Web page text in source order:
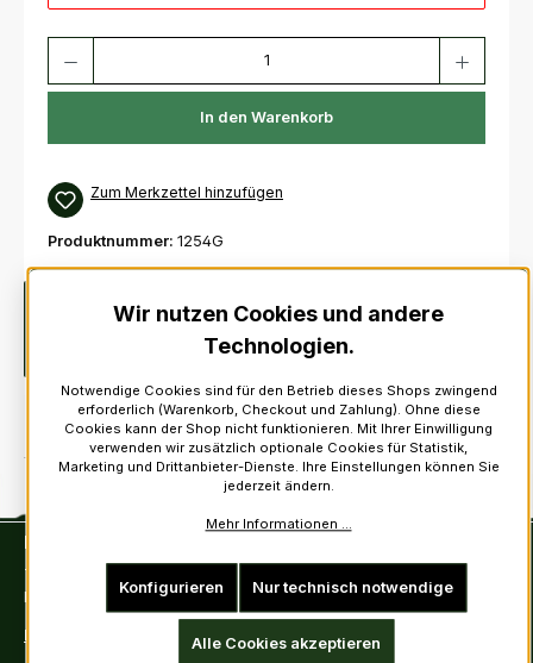
In den Warenkorb
Zum Merkzettel hinzufügen
Produktnummer: 1254G
Beschreibung
Goldene Gürtelschnalle mit keltischem
Tel: +49 (0)6222-388030
Fax: +49 (0)6222-388031
E-Mail: info@kiltsandmore.com
Wir nutzen Cookies und andere
Technologien.
Notwendige Cookies sind für den Betrieb dieses Shops zwingend
erforderlich (Warenkorb, Checkout und Zahlung). Ohne diese
Cookies kann der Shop nicht funktionieren. Mit Ihrer Einwilligung
verwenden wir zusätzlich optionale Cookies für Statistik,
Marketing und Drittanbieter-Dienste. Ihre Einstellungen können Sie
jederzeit ändern.
Mehr Informationen ...
Nur technisch notwendige
Konfigurieren
Alle Cookies akzeptieren